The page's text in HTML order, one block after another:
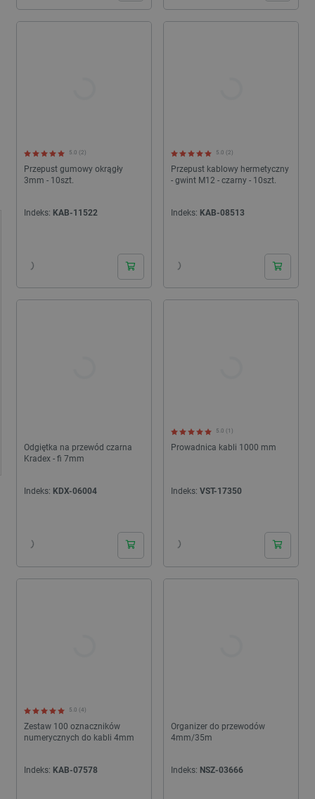
Przepust gumowy okrągły
3mm - 10szt.
5.0 (2)
Indeks: KAB-11522
Przepust kablowy hermetyczny
- gwint M12 - czarny - 10szt.
5.0 (2)
Indeks: KAB-08513
Odgiętka na przewód czarna
Kradex - fi 7mm
Indeks: KDX-06004
Prowadnica kabli 1000 mm
5.0 (1)
Indeks: VST-17350
Zestaw 100 oznaczników
numerycznych do kabli 4mm
5.0 (4)
Indeks: KAB-07578
Organizer do przewodów
4mm/35m
Indeks: NSZ-03666